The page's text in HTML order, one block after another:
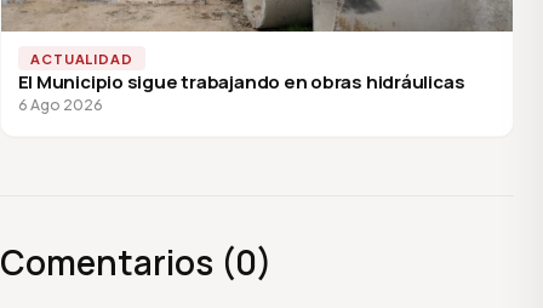
ACTUALIDAD
El Municipio sigue trabajando en obras hidráulicas
6 Ago 2026
Comentarios (0)